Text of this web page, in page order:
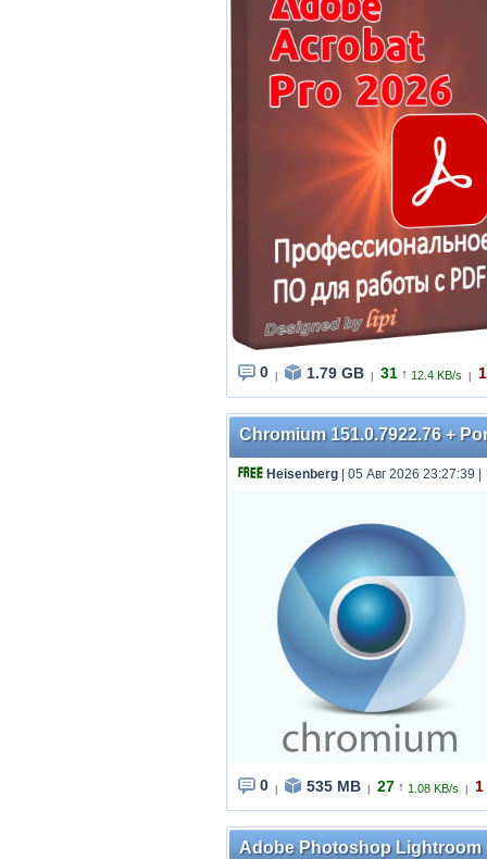
0 1.79 GB 31 ↑ 12.4 KB/s
Chromium 151.0.7922.76 +
Heisenberg | 05 Авг 2026 23:27:39
0 535 MB 27 ↑ 1.08 KB/s 1
Adobe Photoshop Lightroom